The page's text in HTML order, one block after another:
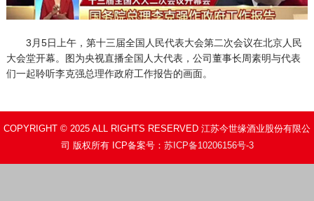
3月5日上午，第十三届全国人民代表大会第二次会议在北京人民
大会堂开幕。图为央视直播全国人大代表，公司董事长周素明与代表
们一起聆听李克强总理作政府工作报告的画面。
COPYRIGHT © 2025 ALL RIGHTS RESERVED 江苏今世缘酒业股份有限公
司 版权所有 ICP备案号： 苏ICP备10206156号-3